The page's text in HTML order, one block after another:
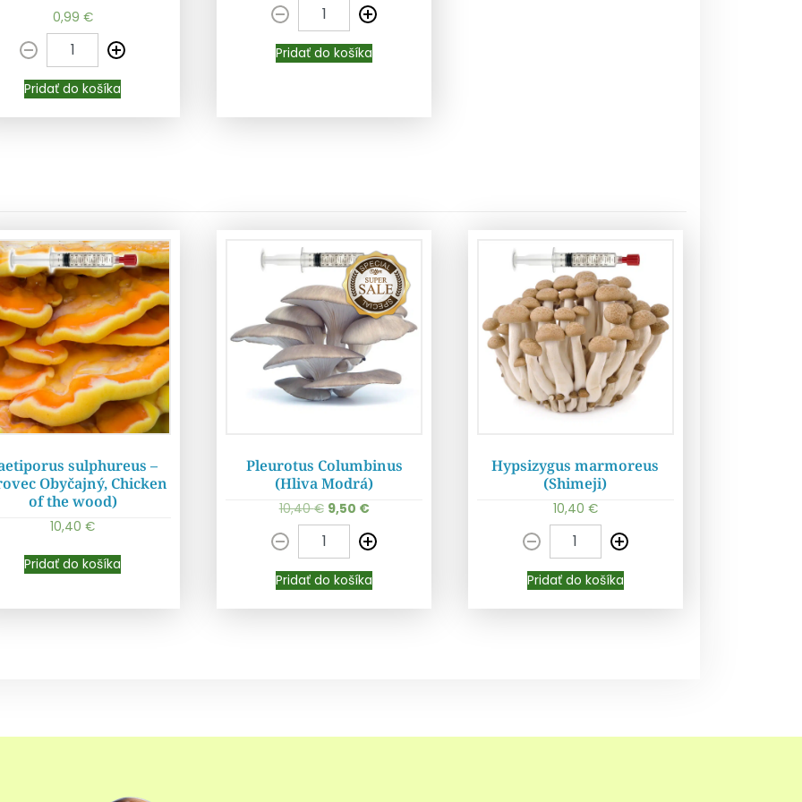
Pridať do košíka
0,99 €
Pridať do košíka
Pridať do košíka
Pridať do košíka
Pridať do košíka
sulphureus –
Obyčajný, Chicken
of the wood)
10,40€
Pridať do košíka
Pridať do košíka
Pleurotus Columbinus
(Hliva Modrá)
10,40€ 9,50 €
Pridať do košíka
Pridať do košíka
Hypsizygus marmoreus
(Shimeji)
10,40 €
Pridať do košíka